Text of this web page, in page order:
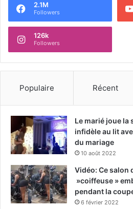
2.1M
Followers
126k
Followers
Populaire Récent
Le marié joue la
infidèle au lit
du mariage
10 août 2022
Vidéo: Ce salon
»coiffeuse »
pendant la
6 février 2022